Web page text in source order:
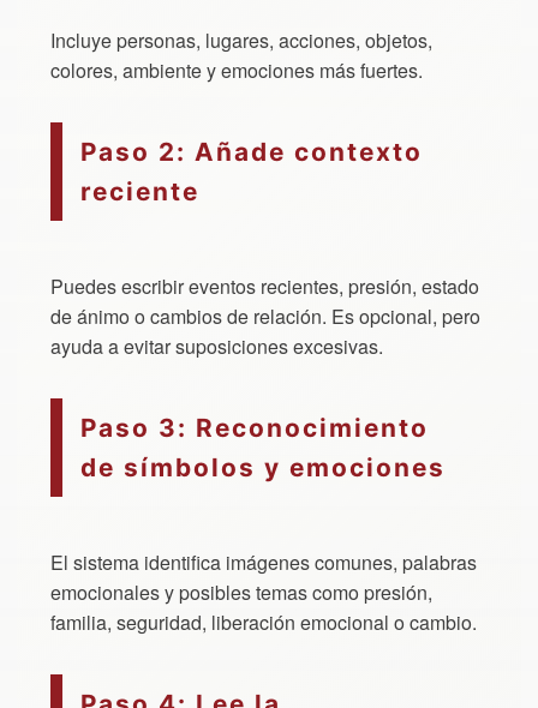
Incluye personas, lugares, acciones, objetos,
colores, ambiente y emociones más fuertes.
Paso 2: Añade contexto
reciente
Puedes escribir eventos recientes, presión, estado
de ánimo o cambios de relación. Es opcional, pero
ayuda a evitar suposiciones excesivas.
Paso 3: Reconocimiento
de símbolos y emociones
El sistema identifica imágenes comunes, palabras
emocionales y posibles temas como presión,
familia, seguridad, liberación emocional o cambio.